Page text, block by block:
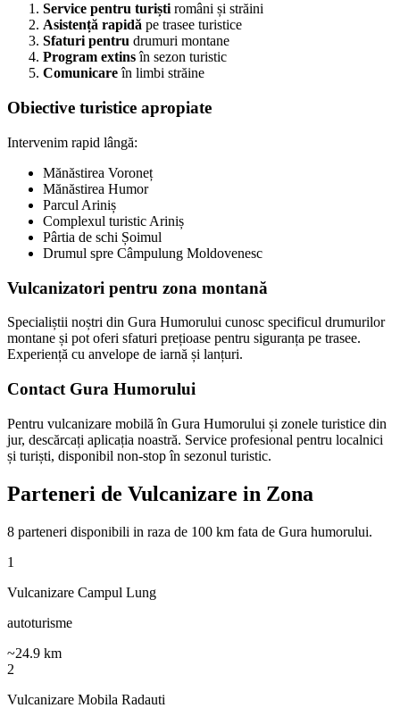
Service pentru turiști români și străini
Asistență rapidă pe trasee turistice
Sfaturi pentru drumuri montane
Program extinsîn sezon turistic
Comunicareîn limbi străine
Obiective turistice apropiate
Intervenim rapid lângă:
Mănăstirea Voroneț
Mănăstirea Humor
Parcul Ariniș
Complexul turistic Ariniș
Pârtia de schi Șoimul
Drumul spre Câmpulung Moldovenesc
Vulcanizatori pentru zona montană
Specialiștii noștri din Gura Humorului cunosc specificul drumurilor
montane și pot oferi sfaturi prețioase pentru siguranța pe trasee.
Experiență cu anvelope de iarnă și lanțuri.
Contact Gura Humorului
Pentru vulcanizare mobilă în Gura Humorului și zonele turistice din
jur, descărcați aplicația noastră. Service profesional pentru localnici
și turiști, disponibil non-stop în sezonul turistic.
Parteneri de Vulcanizare in Zona
8 parteneri disponibili in raza de 100 km fata de Gura humorului.
1
Vulcanizare Campul Lung
autoturisme
~24.9 km
2
Vulcanizare Mobila Radauti